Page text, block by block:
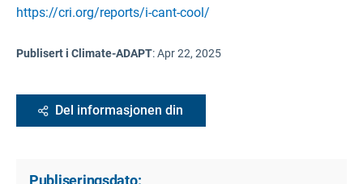
https://cri.org/reports/i-cant-cool/
Publisert i Climate-ADAPT:Apr 22, 2025
Del informasjonen din
Publiseringsdato: